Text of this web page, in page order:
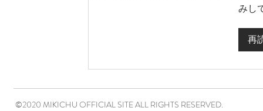
みし
再
©2020 MIKICHU OFFICIAL SITE ALL RIGHTS RESERVED.